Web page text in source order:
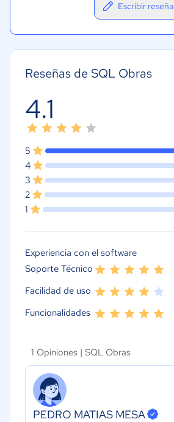
Escribir reseña
Reseñas de SQL Obras
4.1
5
4
3
2
1
Experiencia con el software
Soporte Técnico
Facilidad de uso
Funcionalidades
1 Opiniones | SQL Obras
PEDRO MATIAS MESA